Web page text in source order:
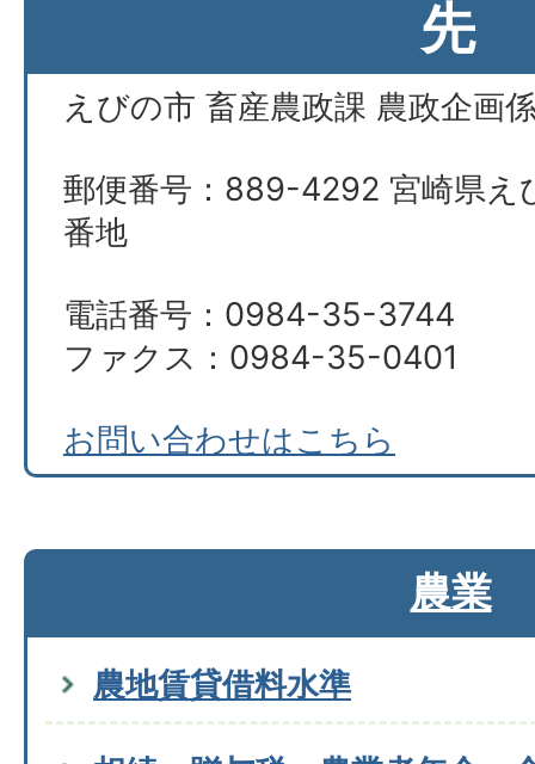
先
えびの市 畜産農政課 農政企画
郵便番号：889-4292 宮崎県え
番地
電話番号：0984-35-3744
ファクス：0984-35-0401
お問い合わせはこちら
農業
農地賃貸借料水準